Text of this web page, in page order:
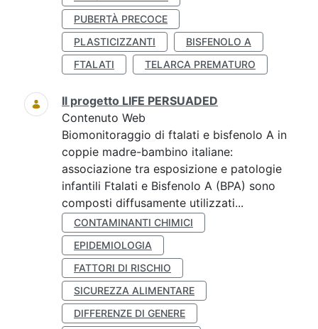
PUBERTÀ PRECOCE
PLASTICIZZANTI
BISFENOLO A
FTALATI
TELARCA PREMATURO
Il progetto LIFE PERSUADED
Contenuto Web
Biomonitoraggio di ftalati e bisfenolo A in
coppie madre-bambino italiane:
associazione tra esposizione e patologie
infantili Ftalati e Bisfenolo A (BPA) sono
composti diffusamente utilizzati...
CONTAMINANTI CHIMICI
EPIDEMIOLOGIA
FATTORI DI RISCHIO
SICUREZZA ALIMENTARE
DIFFERENZE DI GENERE